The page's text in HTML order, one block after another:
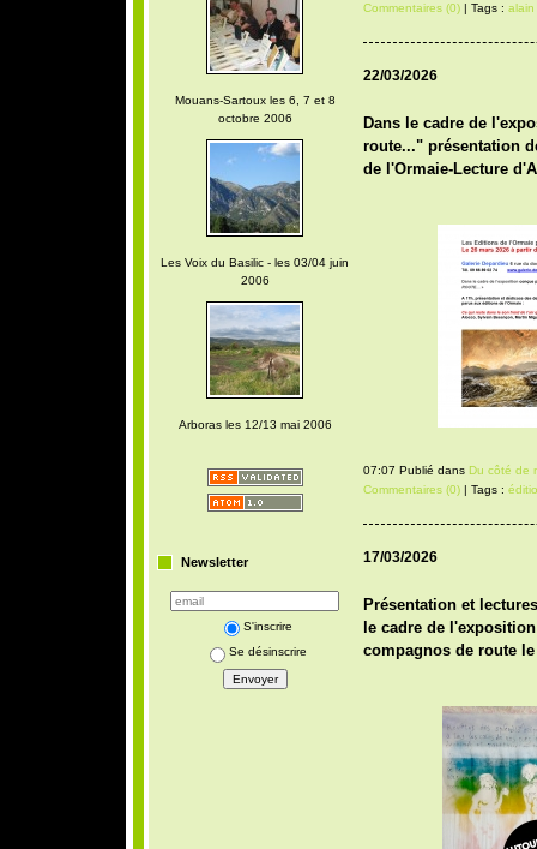
Mouans-Sartoux les 6, 7 et 8
octobre 2006
Les Voix du Basilic - les 03/04 juin
2006
Arboras les 12/13 mai 2006
Newsletter
S'inscrire
Se désinscrire
Commentaires (0)| Tags : alain
22/03/2026
Dans le cadre de
route..." présentation
de l'Ormaie-Lecture
07:07 Publié dans Du côté de
Commentaires (0)| Tags :
17/03/2026
Présentation et
le cadre de
compagnos de route